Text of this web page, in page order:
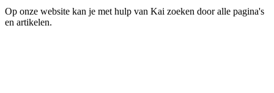
Op onze website kan je met hulp van Kai zoeken door alle pagina's
en artikelen.